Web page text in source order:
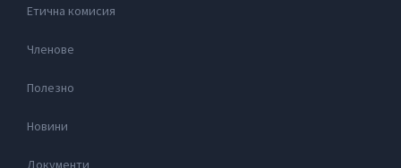
Етична комисия
Членове
Полезно
Новини
Документи